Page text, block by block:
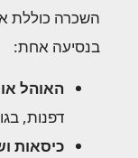
השכרה כוללת
בנסיעה אחת:
האוהל
דפנות,
כיסאות